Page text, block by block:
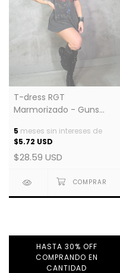
T-dress RGT
Marmorizado - Guns
5 meses sin intereses de
$5.72 USD
$28.59 USD
HASTA 30% OFF
COMPRANDO EN
CANTIDAD